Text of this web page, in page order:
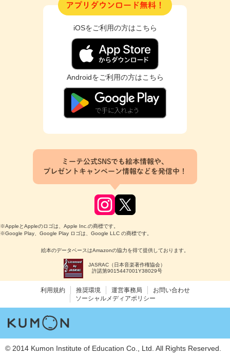
アプリダウンロード無料！
iOSをご利用の方はこちら
Androidをご利用の方はこちら
ミーテ公式SNSでも絵本情報や、
プレゼントキャンペーン情報などを発信中！
※AppleとAppleのロゴは、Apple Inc.の商標です。
※Google Play、Google Play ロゴは、Google LLC の商標です。
絵本のデータベースはAmazonの協力を得て提供しております。
JASRAC（日本音楽著作権協会）
許諾第9015447001Y38029号
利用規約 推奨環境 運営事務局
お問い合わせ
ソーシャルメディアポリシー
© 2014 Kumon Institute of Education Co., Ltd. All Rights Reserved.